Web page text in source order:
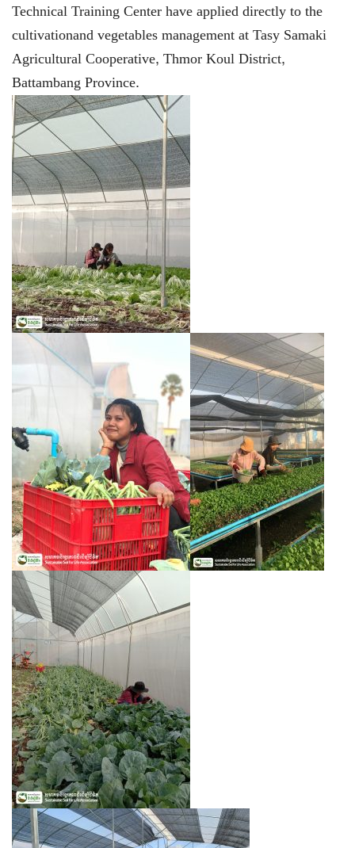
Technical Training Center have applied directly to the
cultivationand vegetables management at Tasy Samaki
Agricultural Cooperative, Thmor Koul District,
Battambang Province.